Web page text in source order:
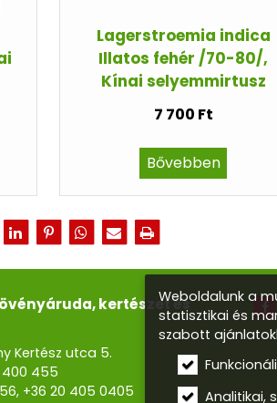
Lagerstroemia indica
Illatos fehér /70-80/,
Kínai selyemmirtusz
7 700 Ft
Bővebben
kertészet és
Kertész utca 5.
400 455
, +36 20 405 0405
Weboldalunk a
statisztikai és
szabott
Analitikai,